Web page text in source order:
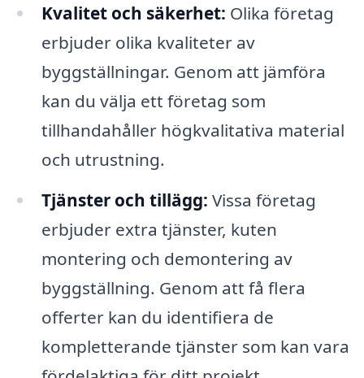
Kvalitet och säkerhet: Olika företag
erbjuder olika kvaliteter av
byggställningar. Genom att jämföra
kan du välja ett företag som
tillhandahåller högkvalitativa material
och utrustning.
Tjänster och tillägg: Vissa företag
erbjuder extra tjänster, kuten
montering och demontering av
byggställning. Genom att få flera
offerter kan du identifiera de
kompletterande tjänster som kan vara